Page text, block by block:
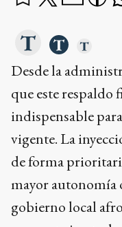
Desde la
que este respaldo
indispensable
vigente. La
de forma
mayor autonomía
gobierno local